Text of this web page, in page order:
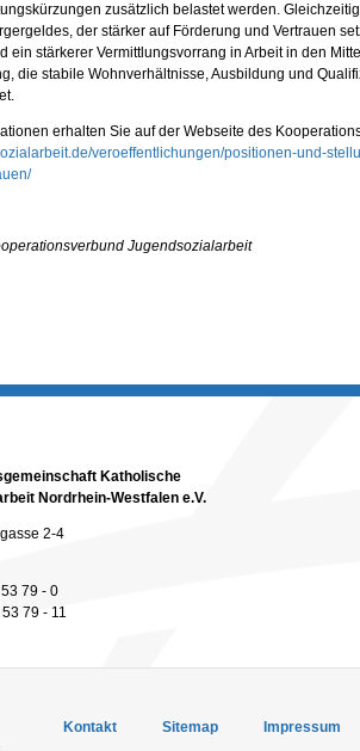
zusätzlich belastet werden.
der stärker auf Förderung und Vertrauen
ein stärkerer Vermittlungsvorrang in Arbeit in den
die stabile Wohnverhältnisse, Ausbildung und
erhalten Sie auf der Webseite des
veroeffentlichungen/positionen-und-
Jugendsozialarbeit
Katholische
Nordrhein-Westfalen e.V.
2-4
79 - 0
79 - 11
Kontakt Sitemap Impressum